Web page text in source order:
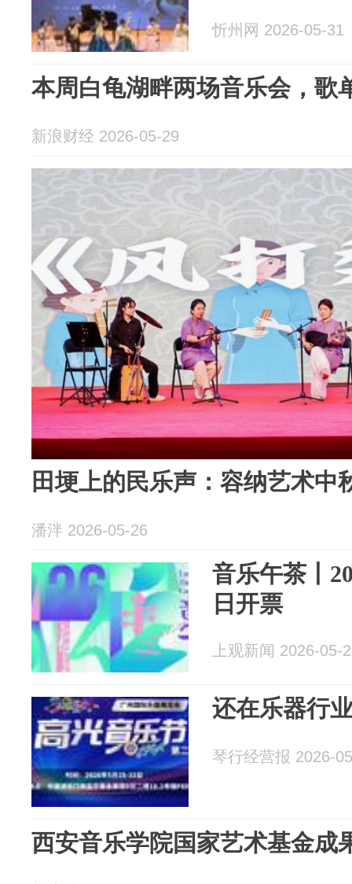
忻州网 2026-05-31
本周白龟湖畔两场音乐会，歌
新浪财经 2026-05-29
田埂上的民乐声：容纳艺术中
潘泮 2026-05-26
音乐午茶丨
日开票
上观新闻 2026-05-
还在乐器行
琴行经营报 2026-
西安音乐学院国家艺术基金成